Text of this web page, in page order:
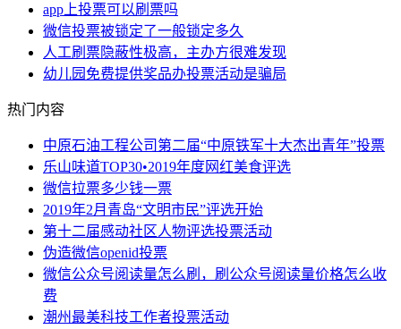
app上投票可以刷票吗
微信投票被锁定了一般锁定多久
人工刷票隐蔽性极高，主办方很难发现
幼儿园免费提供奖品办投票活动是骗局
热门内容
中原石油工程公司第二届“中原铁军十大杰出青年”投票
乐山味道TOP30•2019年度网红美食评选
微信拉票多少钱一票
2019年2月青岛“文明市民”评选开始
第十二届感动社区人物评选投票活动
伪造微信openid投票
微信公众号阅读量怎么刷，刷公众号阅读量价格怎么收
费
潮州最美科技工作者投票活动